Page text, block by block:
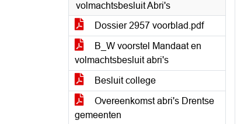
volmachtsbesluit Abri's
Dossier 2957 voorblad.pdf
B_W voorstel Mandaat en
volmachtsbesluit abri's
Besluit college
Overeenkomst abri's Drentse
gemeenten